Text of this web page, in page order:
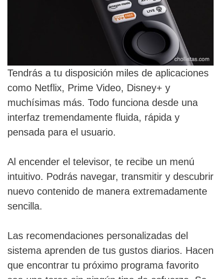
Tendrás a tu disposición miles de aplicaciones
como Netflix, Prime Video, Disney+ y
muchísimas más. Todo funciona desde una
interfaz tremendamente fluida, rápida y
pensada para el usuario.
Al encender el televisor, te recibe un menú
intuitivo. Podrás navegar, transmitir y descubrir
nuevo contenido de manera extremadamente
sencilla.
Las recomendaciones personalizadas del
sistema aprenden de tus gustos diarios. Hacen
que encontrar tu próximo programa favorito